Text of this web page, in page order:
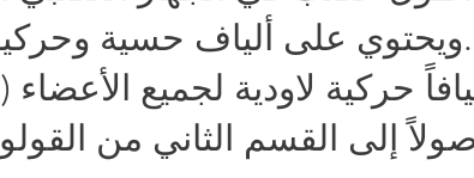
ويحتوي على ألياف حسية وحركية معاً.
حركية لاودية لجميع الأعضاء